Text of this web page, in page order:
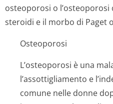
osteoporosi o
steroidi e il morbo di Paget
Osteoporosi
L’osteoporosi è una
l’assottigliamento e
comune nelle donne